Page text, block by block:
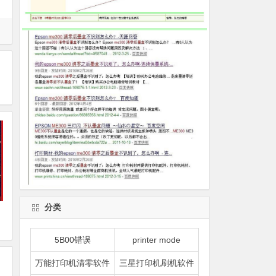
分类
5B00错误 printer mode
万能打印机清零软件 三星打印机刷机软件